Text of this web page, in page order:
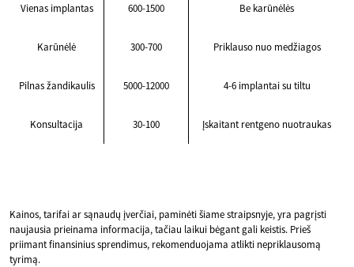
Vienas implantas 600-1500 Be karūnėlės
Karūnėlė 300-700 Priklauso nuo medžiagos
Pilnas žandikaulis 5000-12000 4-6 implantai su tiltu
Konsultacija 30-100 Įskaitant rentgeno nuotraukas
Kainos, tarifai ar sąnaudų įverčiai, paminėti šiame straipsnyje, yra pagrįsti
naujausia prieinama informacija, tačiau laikui bėgant gali keistis. Prieš
priimant finansinius sprendimus, rekomenduojama atlikti nepriklausomą
tyrimą.